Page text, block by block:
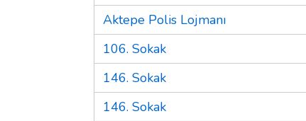
Aktepe Polis Lojmanı
106. Sokak
146. Sokak
146. Sokak